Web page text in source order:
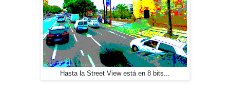
Hasta la Street View está en 8 bits...